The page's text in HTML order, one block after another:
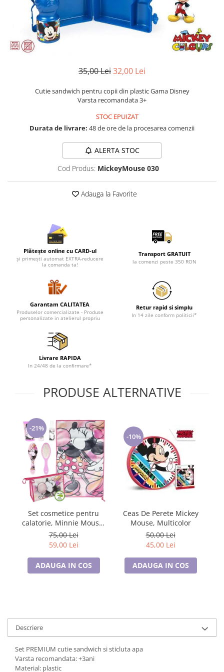
Cadouri barbati
Seturi cadou barbati
Seturi cadou barbati portofel si curea
Ceasuri pentru EL
Cadouri copii
Cadouri craciun copii
Lenjerii de pat pentru copii
Cadouri Cuplu
Fashion
Pijamale de dama
Pijamale de barbati
Halate si capoate
Pijamale
WINTER Collection
Halate si pijamale Family
Incaltaminte
Cadouri ocazii speciale
Tricouri de craciun
Tricouri de cuplu Valentine's Day
Valentine's Day
Cadouri pentru Bunici
Cadouri pentru Nasi si Fini
Cadouri pentru Mama
Cadouri pentru profesori sau absolventi
Cadouri Back to school
Cadouri de Paște
Cadouri Traditionale Romanesti
Cadouri GRAVIDE
Cadouri pentru sportivi
Cadouri Pensionare
Cadouri Colegi, sefi sau angajati
Etichete scolare
Sepci personalizate
Bannere personalizate scoli si gradinite
Sticla de apa personalizata
Agende si caiete personalizate
35,00 Lei32,00 Lei
Cutie sandwich pentru copii din plastic Gama Disney
Varsta recomandata 3+
STOC EPUIZAT
Durata de livrare: 48 de ore de la procesarea comenzii
ALERTA STOC
Cod Produs: MickeyMouse 030
Adauga la Favorite
Plătește online cu CARD-ul
și primești automat EXTRA-reducere
la comanda ta!
Transport GRATUIT
la comenzi peste 350 RON
Garantam CALITATEA
Produselor comercializate - Produse
personalizate in atelierul propriu
Retur rapid si simplu
In 14 zile conform politicii*
Livrare RAPIDA
In 24/48 de la confirmare*
PRODUSE ALTERNATIVE
-21%
Set cosmetice pentru
calatorie, Minnie Mouse,
Disney
75,00 Lei
59,00 Lei
ADAUGA IN COS
-10%
Ceas De Perete Mickey
Mouse, Multicolor
50,00 Lei
45,00 Lei
ADAUGA IN COS
Descriere
Set PREMIUM cutie sandwich si sticluta apa
Varsta recomandata: +3ani
Material: plastic